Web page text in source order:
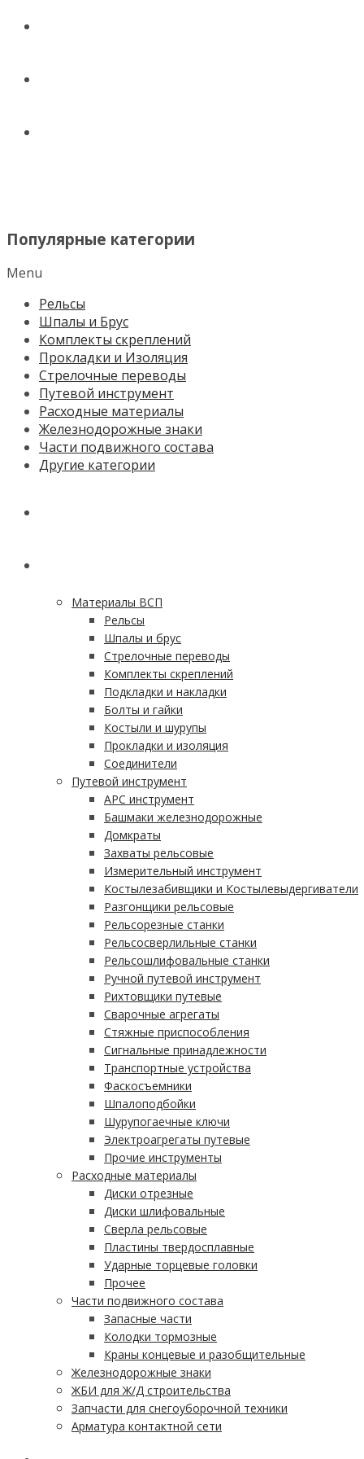
Популярные категории
Menu
Рельсы
Шпалы и Брус
Комплекты скреплений
Прокладки и Изоляция
Стрелочные переводы
Путевой инструмент
Расходные материалы
Железнодорожные знаки
Части подвижного состава
Другие категории
Материалы ВСП
Рельсы
Шпалы и брус
Стрелочные переводы
Комплекты скреплений
Подкладки и накладки
Болты и гайки
Костыли и шурупы
Прокладки и изоляция
Соединители
Путевой инструмент
АРС инструмент
Башмаки железнодорожные
Домкраты
Захваты рельсовые
Измерительный инструмент
Костылезабивщики и Костылевыдергиватели
Разгонщики рельсовые
Рельсорезные станки
Рельсосверлильные станки
Рельсошлифовальные станки
Ручной путевой инструмент
Рихтовщики путевые
Сварочные агрегаты
Стяжные приспособления
Сигнальные принадлежности
Транспортные устройства
Фаскосъемники
Шпалоподбойки
Шурупогаечные ключи
Электроагрегаты путевые
Прочие инструменты
Расходные материалы
Диски отрезные
Диски шлифовальные
Сверла рельсовые
Пластины твердосплавные
Ударные торцевые головки
Прочее
Части подвижного состава
Запасные части
Колодки тормозные
Краны концевые и разобщительные
Железнодорожные знаки
ЖБИ для Ж/Д строительства
Запчасти для снегоуборочной техники
Арматура контактной сети